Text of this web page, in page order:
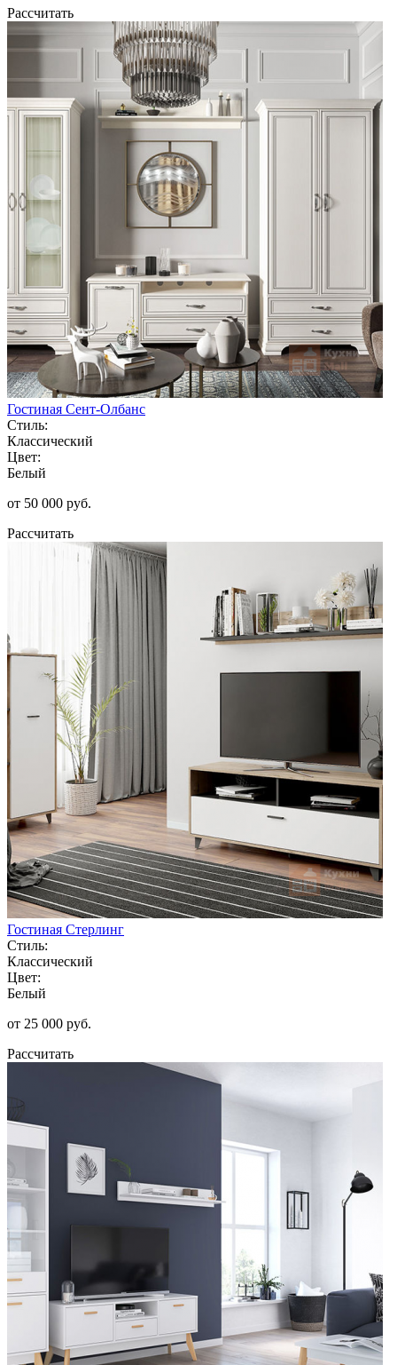
Рассчитать
Гостиная Сент-Олбанс
Стиль:
Классический
Цвет:
Белый
от 50 000 руб.
Рассчитать
Гостиная Стерлинг
Стиль:
Классический
Цвет:
Белый
от 25 000 руб.
Рассчитать